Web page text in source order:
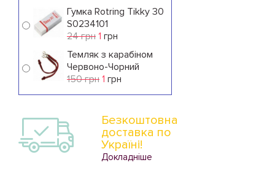
Гумка Rotring Tikky 30
S0234101
24 грн 1 грн
Темляк з карабіном
Червоно-Чорний
150 грн 1 грн
Безкоштовна
доставка по
Україні!
Докладніше